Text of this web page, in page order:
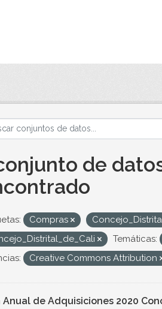
de
Compras
Temáticas:
Creative Commons Attribution
Anual de Adquisiciones 2020